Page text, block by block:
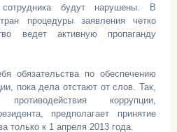
будут нарушены. В
процедуры заявления четко
ведет активную пропаганду
обязательства по обеспечению
пока дела отстают от слов. Так,
коррупции,
предполагает принятие
только к 1 апреля 2013 года.